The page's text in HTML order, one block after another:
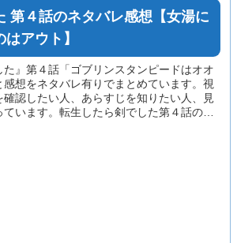
第４話のネタバレ感想【女湯に
アウト】
』第４話「ゴブリンスタンピードはオオ
想をネタバレ有りでまとめています。視
認したい人、あらすじを知りたい人、見
います。転生したら剣でした第４話の感